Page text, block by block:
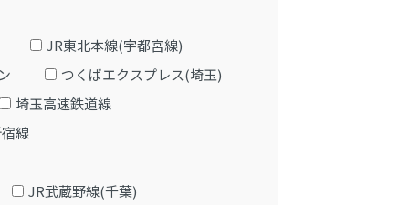
JR東北本線(宇都宮線)
つくばエクスプレス(埼玉)
埼玉高速鉄道線
線
JR武蔵野線(千葉)